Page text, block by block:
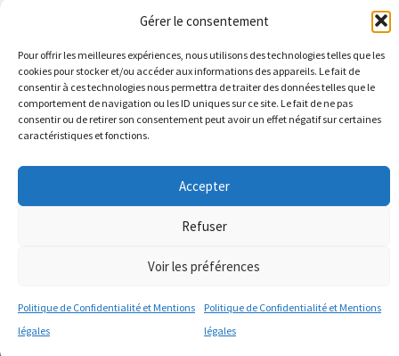
Gérer le consentement
Pour offrir les meilleures expériences, nous utilisons des technologies telles que les
cookies pour stocker et/ou accéder aux informations des appareils. Le fait de
consentir à ces technologies nous permettra de traiter des données telles que le
comportement de navigation ou les ID uniques sur ce site. Le fait de ne pas
consentir ou de retirer son consentement peut avoir un effet négatif sur certaines
caractéristiques et fonctions.
Accepter
Refuser
Voir les préférences
Politique de Confidentialité et Mentions
légales
Politique de Confidentialité et Mentions
légales
Bienvenue à Puycapel La municipalité
Actualités
Les bonnes adresses
Contacts & renseignements
Conformité à la loi RGPD
Puycapel.fr utilise des cookies pour améliorer les performance et
votre usage du site web. nous présumons de votre accord pour
le dicte et vous en donne le droit .